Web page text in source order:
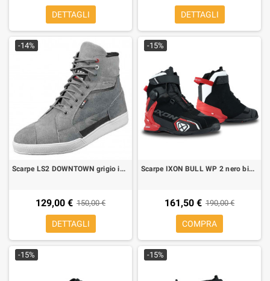
DETTAGLI DETTAGLI
-14%
Scarpe LS2 DOWNTOWN grigio impermeabili
129,00 € 150,00 €
DETTAGLI
-15%
Scarpe IXON BULL WP 2 nero bianco rosso
161,50 € 190,00 €
COMPRA
-15% -15%